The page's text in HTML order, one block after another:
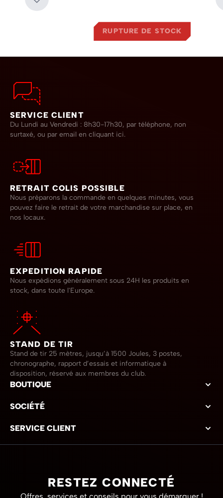
RUPTURE DE STOCK
SERVICE CLIENT
Du Lundi au Vendredi : 8h30-17h30, par téléphone, non
surtaxé, ou par email en cliquant ici.
RETRAIT COLIS POSSIBLE
Nous préparons la commande en quelques minutes, vous
pouvez faire le retrait de votre marchandise sur place, en
nos locaux.
EXPEDITION RAPIDE
Nous expédions généralement sous 24H les produits en
stock, dans toute l'Europe.
STAND DE TIR
Stand de tir 25 mètres, jusqu’à 1500 Joules, 3 postes,
chronographe, rapport d’essais et informatique à
disposition, réservé aux membres du club.
BOUTIQUE
SOCIÉTÉ
SERVICE CLIENT
RESTEZ CONNECTÉ